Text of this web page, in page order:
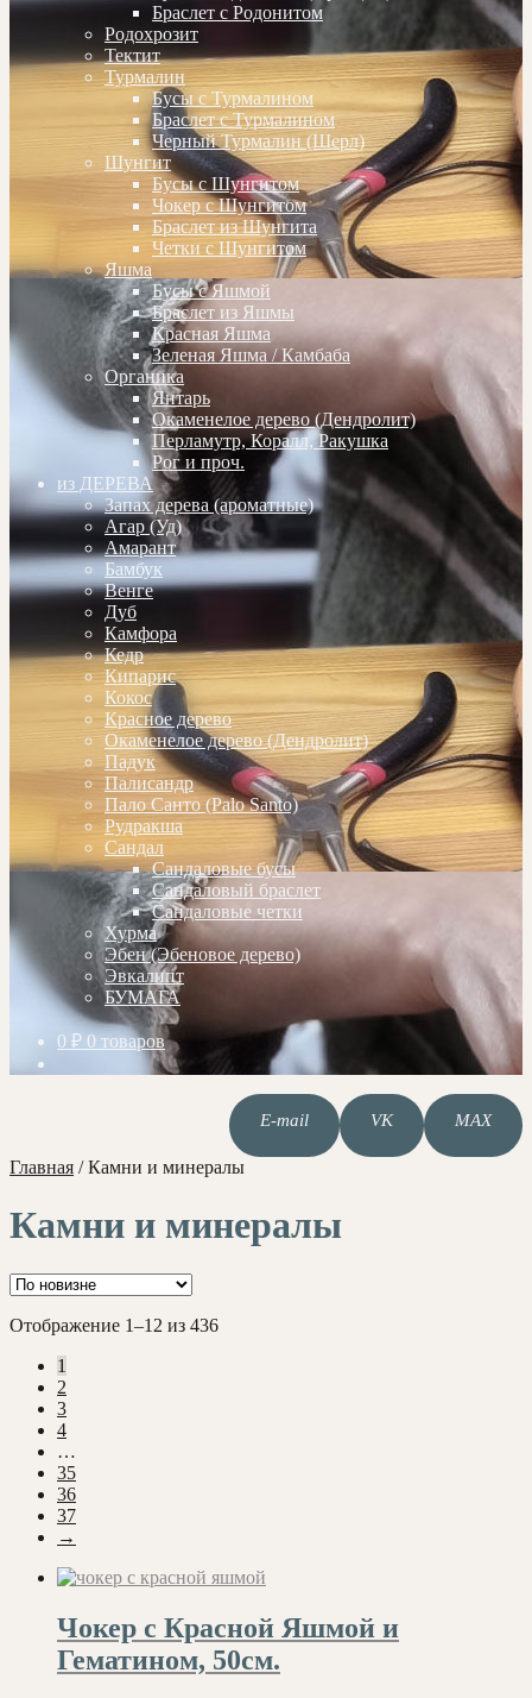
Браслет с Родонитом
Родохрозит
Тектит
Турмалин
Бусы с Турмалином
Браслет с Турмалином
Черный Турмалин (Шерл)
Шунгит
Бусы с Шунгитом
Чокер с Шунгитом
Браслет из Шунгита
Четки с Шунгитом
Яшма
Бусы с Яшмой
Браслет из Яшмы
Красная Яшма
Зеленая Яшма / Камбаба
Органика
Янтарь
Окаменелое дерево (Дендролит)
Перламутр, Коралл, Ракушка
Рог и проч.
из ДЕРЕВА
Запах дерева (ароматные)
Агар (Уд)
Амарант
Бамбук
Венге
Дуб
Камфора
Кедр
Кипарис
Кокос
Красное дерево
Окаменелое дерево (Дендролит)
Падук
Палисандр
Пало Санто (Palo Santo)
Рудракша
Сандал
Сандаловые бусы
Сандаловый браслет
Сандаловые четки
Хурма
Эбен (Эбеновое дерево)
Эвкалипт
БУМАГА
0 ₽ 0 товаров
E-mail VK MAX
Главная /Камни и минералы
Камни и минералы
Отображение 1–12 из 436Сортировка:
1
2
3
4
…
35
36
37
→
Чокер с Красной Яшмой и
Гематином, 50см.